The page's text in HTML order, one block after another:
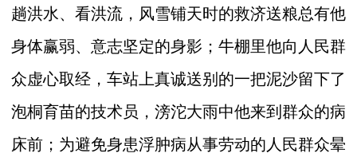
趟洪水、看洪流，风雪铺天时的救济送粮总有他
身体赢弱、意志坚定的身影；牛棚里他向人民群
众虚心取经，车站上真诚送别的一把泥沙留下了
泡桐育苗的技术员，滂沱大雨中他来到群众的病
床前；为避免身患浮肿病从事劳动的人民群众晕